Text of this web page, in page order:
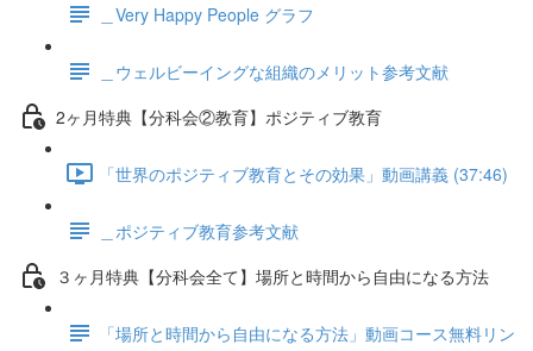
＿Very Happy People グラフ
＿ウェルビーイングな組織のメリット参考文献
2ヶ月特典【分科会②教育】ポジティブ教育
「世界のポジティブ教育とその効果」動画講義 (37:46)
＿ポジティブ教育参考文献
３ヶ月特典【分科会全て】場所と時間から自由になる方法
「場所と時間から自由になる方法」動画コース無料リン